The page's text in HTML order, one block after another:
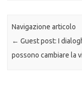
Navigazione articolo
← Guest post: I
possono cambiare la